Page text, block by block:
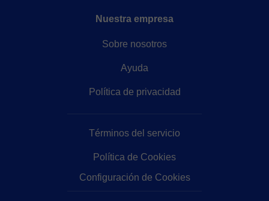
Nuestra empresa
Sobre nosotros
Ayuda
Política de privacidad
Términos del servicio
Política de Cookies
Configuración de Cookies